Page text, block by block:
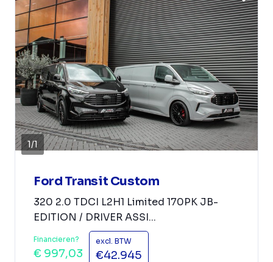
1/1
Ford Transit Custom
320 2.0 TDCI L2H1 Limited 170PK JB-
EDITION / DRIVER ASSI...
Financieren?
€ 997,03
excl. BTW
€42.945